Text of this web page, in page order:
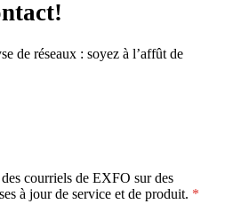
de réseaux : soyez à l’affût de
courriels de EXFO sur des
à jour de service et de produit.